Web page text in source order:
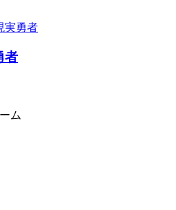
者
ム